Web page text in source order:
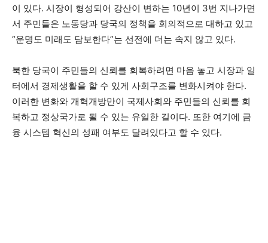
이 있다. 시장이 형성되어 강산이 변하는 10년이 3번 지나가면
서 주민들은 노동당과 당국의 정책을 회의적으로 대하고 있고
“운명도 미래도 담보한다”는 선전에 더는 속지 않고 있다.
북한 당국이 주민들의 신뢰를 회복하려면 마음 놓고 시장과 일
터에서 경제생활을 할 수 있게 사회구조를 변화시켜야 한다.
이러한 변화와 개혁개방만이 국제사회와 주민들의 신뢰를 회
복하고 정상국가로 될 수 있는 유일한 길이다. 또한 여기에 금
융 시스템 혁신의 성패 여부도 달려있다고 할 수 있다.